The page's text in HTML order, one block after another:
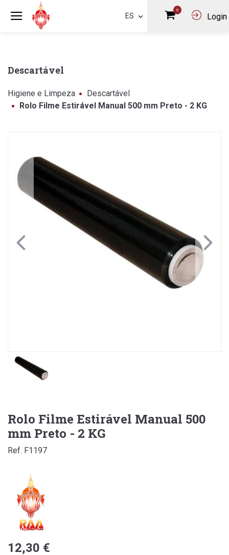
ES
0
Login
Descartável
Higiene e Limpeza
Descartável
Rolo Filme Estirável Manual 500 mm Preto - 2 KG
Rolo Filme Estirável Manual 500
mm Preto - 2 KG
Ref. F1197
12,30 €